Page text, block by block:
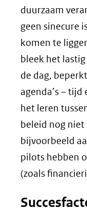
duurzaam
geen sinecure
komen te
bleek het
de dag,
agenda’s –
het leren
beleid nog
bijvoorbeeld
pilots hebben
(zoals